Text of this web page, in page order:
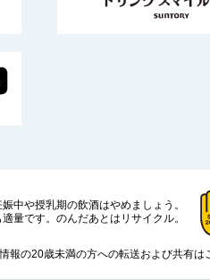
娠中や授乳期の飲酒はやめましょう。
量です。 のんだあとはリサイクル。
報の20歳未満の方への転送および共有は